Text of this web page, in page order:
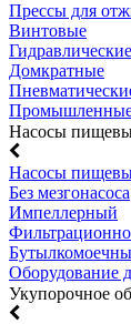
Прессы для
Винтовые
Гидравлические
Домкратные
Насосы
Насосы
Без мезгонасоса
Импеллерный
Оборудование
Укупорочное